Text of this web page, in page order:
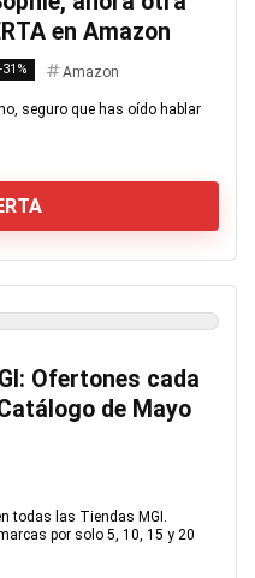
en Amazon
-31% Amazon
seguro que has oído hablar
Ofertones cada
de Mayo
todas las Tiendas MGI.
por solo 5, 10, 15 y 20